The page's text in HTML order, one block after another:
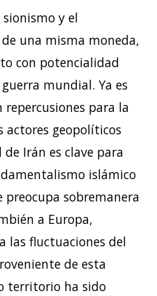
y el
una misma moneda,
con potencialidad
mundial. Ya es
para la
actores geopolíticos
Irán es clave para
islámico
sobremanera
a Europa,
las fluctuaciones del
de esta
territorio ha sido